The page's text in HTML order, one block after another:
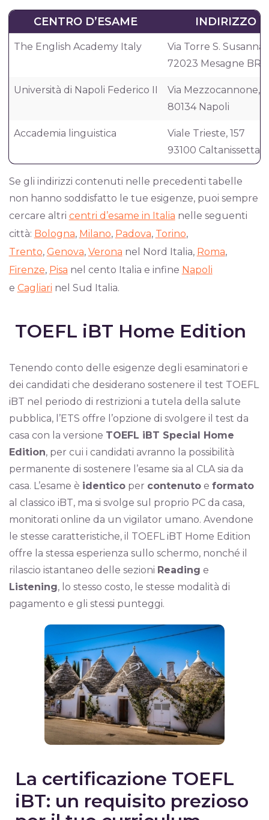
CENTRO D’ESAME INDIRIZZO
The English Academy Italy
Via Torre S. Susanna,
72023 Mesagne BR
Università di Napoli Federico II
Via Mezzocannone, 8
80134 Napoli
Accademia linguistica
Viale Trieste, 157
93100 Caltanissetta
Se gli indirizzi contenuti nelle precedenti tabelle
non hanno soddisfatto le tue esigenze, puoi sempre
cercare altri centri d’esame in Italia nelle seguenti
città: Bologna, Milano, Padova, Torino,
Trento, Genova, Verona nel Nord Italia, Roma,
Firenze, Pisa nel cento Italia e infine Napoli
e Cagliari nel Sud Italia.
TOEFL iBT Home Edition
Tenendo conto delle esigenze degli esaminatori e
dei candidati che desiderano sostenere il test TOEFL
iBT nel periodo di restrizioni a tutela della salute
pubblica, l’ETS offre l’opzione di svolgere il test da
casa con la versione TOEFL iBT Special Home
Edition, per cui i candidati avranno la possibilità
permanente di sostenere l’esame sia al CLA sia da
casa. L’esame è identicoper contenutoe formato
al classico iBT, ma si svolge sul proprio PC da casa,
monitorati online da un vigilator umano. Avendone
le stesse caratteristiche, il TOEFL iBT Home Edition
offre la stessa esperienza sullo schermo, nonché il
rilascio istantaneo delle sezioni Reading e
Listening, lo stesso costo, le stesse modalità di
pagamento e gli stessi punteggi.
La certificazione TOEFL
iBT: un requisito prezioso